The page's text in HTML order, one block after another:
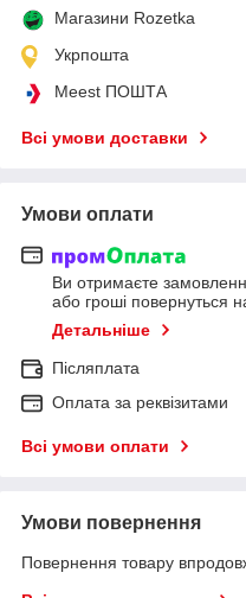
Магазини Rozetka
Укрпошта
Meest ПОШТА
Всі умови доставки
Умови оплати
Ви отримаєте
або гроші повернуться
Детальніше
Післяплата
Оплата за реквізитами
Всі умови оплати
Умови повернення
Повернення товару